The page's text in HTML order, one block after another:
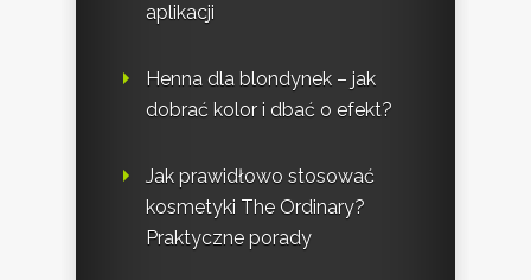
aplikacji
Henna dla blondynek – jak
dobrać kolor i dbać o efekt?
Jak prawidłowo stosować
kosmetyki The Ordinary?
Praktyczne porady